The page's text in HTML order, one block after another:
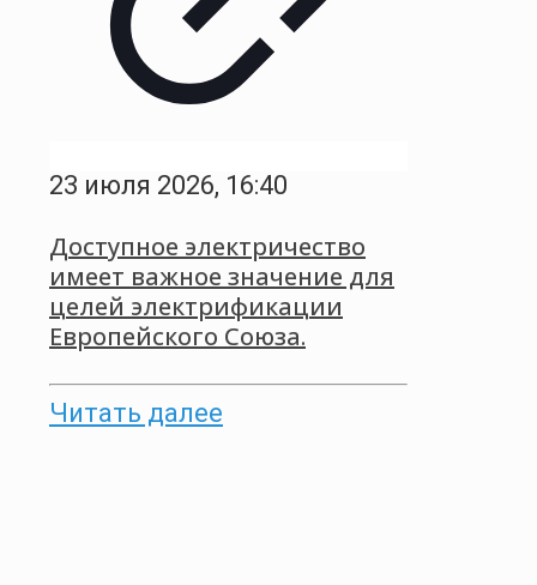
23 июля 2026, 16:40
Доступное электричество
имеет важное значение для
целей электрификации
Европейского Союза.
Читать далее